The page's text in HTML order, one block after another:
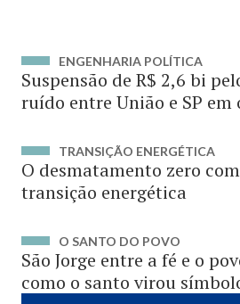
ENGENHARIA POLÍTICA
Suspensão de R$ 2,6 bi
ruído entre União e SP
TRANSIÇÃO ENERGÉTICA
O desmatamento zero
transição energética
O SANTO DO POVO
São Jorge entre a fé e o
como o santo virou